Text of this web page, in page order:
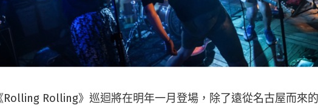
Rolling Rolling》巡迴將在明年一月登場，除了遠從名古屋而來